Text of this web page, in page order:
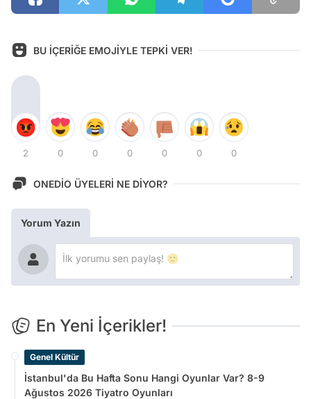
BU İÇERİĞE EMOJİYLE TEPKİ VER!
2 0 0 0 0 0 0
ONEDİO ÜYELERİ NE DİYOR?
Yorum Yazın
En Yeni İçerikler!
Genel Kültür
İstanbul'da Bu Hafta Sonu Hangi Oyunlar Var? 8-9
Ağustos 2026 Tiyatro Oyunları